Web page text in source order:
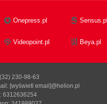
Onepress.pl Sensus.pl
Videopoint.pl Beya.pl
230-98-63
[wyświetl email]@helion.pl
6312636254